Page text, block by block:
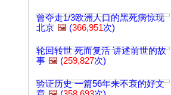
曾夺走1/3欧洲人口的黑死病惊现
北京 🖼️ (366,951次)
轮回转世 死而复活 讲述前世的故
事 🖼️ (259,827次)
验证历史 一篇56年来不衰的好文